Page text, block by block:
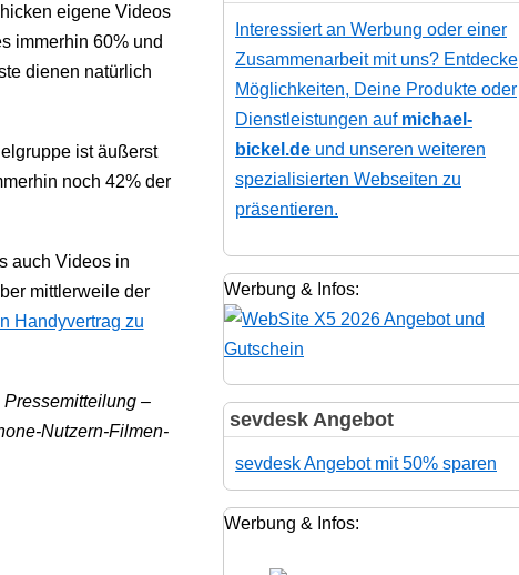
eigene Videos
immerhin 60% und
dienen natürlich
ist äußerst
noch 42% der
auch Videos in
mittlerweile der
Handyvertrag zu
Pressemitteilung –
Nutzern-Filmen-
Interessiert an Werbung oder einer
Zusammenarbeit mit uns? Entdecke
Möglichkeiten, Deine Produkte oder
Dienstleistungen auf michael-
bickel.de und unseren weiteren
spezialisierten Webseiten zu
präsentieren.
Werbung & Infos:
sevdesk Angebot
sevdesk Angebot mit 50% sparen
Werbung & Infos: